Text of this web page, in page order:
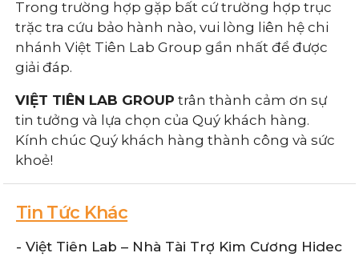
Trong trường hợp gặp bất cứ trường hợp trục
trặc tra cứu bảo hành nào, vui lòng liên hệ chi
nhánh Việt Tiên Lab Group gần nhất để được
giải đáp.
VIỆT TIÊN LAB GROUP trân thành cảm ơn sự
tin tưởng và lựa chọn của Quý khách hàng.
Kính chúc Quý khách hàng thành công và sức
khoẻ!
Tin Tức Khác
- Việt Tiên Lab – Nhà Tài Trợ Kim Cương Hidec